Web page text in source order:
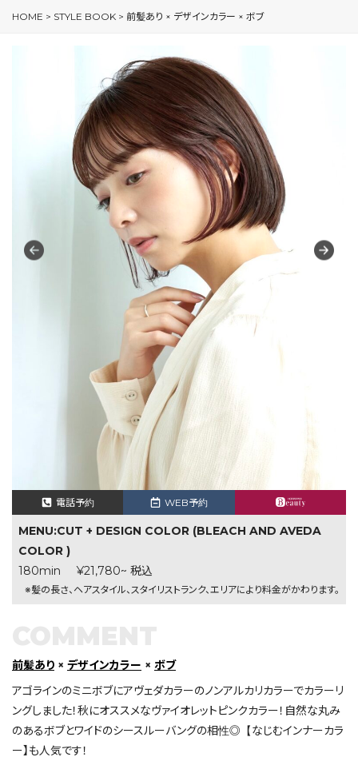
HOME > STYLE BOOK > 前髪あり × デザインカラー × ボブ
電話予約 WEB予約
MENU:CUT + DESIGN COLOR (BLEACH AND AVEDA
COLOR )
180min
¥21,780~ 税込
※髪の長さ、ヘアスタイル、スタイリストランク、エリアにより料金がかわります。
前髪あり × デザインカラー × ボブ
アゴラインのミニボブにアヴェダカラーのノンアルカリカラーでカラーリ
ングしました！秋にオススメなヴァイオレットピンクカラー！自然な丸み
のあるボブとワイドのシースルーバングの相性◎【なじむインナーカラ
ー】も人気です！